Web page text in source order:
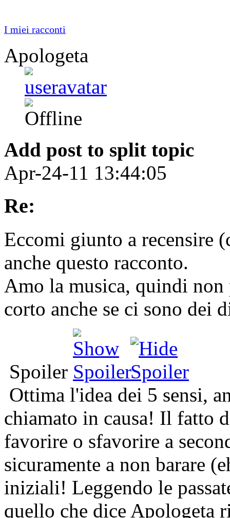
I miei racconti
Apologeta
Add post to split topic
Apr-24-11 13:44:05
Re:
Eccomi giunto a recensire
anche questo racconto.
Amo la musica, quindi non
corto anche se ci sono dei
Spoiler
Ottima l'idea dei 5 sensi,
chiamato in causa! Il fatto
favorire o sfavorire a
sicuramente a non barare
iniziali! Leggendo le
quello che dice Apologeta